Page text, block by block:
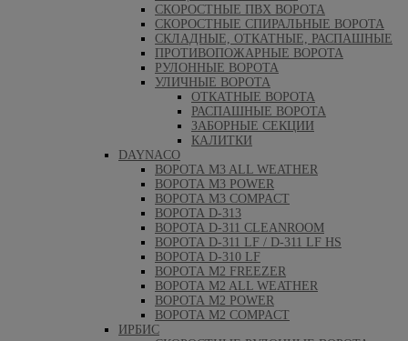
СКОРОСТНЫЕ ПВХ ВОРОТА
СКОРОСТНЫЕ СПИРАЛЬНЫЕ ВОРОТА
СКЛАДНЫЕ, ОТКАТНЫЕ, РАСПАШНЫЕ
ПРОТИВОПОЖАРНЫЕ ВОРОТА
РУЛОННЫЕ ВОРОТА
УЛИЧНЫЕ ВОРОТА
ОТКАТНЫЕ ВОРОТА
РАСПАШНЫЕ ВОРОТА
ЗАБОРНЫЕ СЕКЦИИ
КАЛИТКИ
DAYNACO
ВОРОТА M3 ALL WEATHER
ВОРОТА M3 POWER
ВОРОТА M3 COMPACT
ВОРОТА D-313
ВОРОТА D-311 CLEANROOM
ВОРОТА D-311 LF / D-311 LF HS
ВОРОТА D-310 LF
ВОРОТА M2 FREEZER
ВОРОТА M2 ALL WEATHER
ВОРОТА M2 POWER
ВОРОТА M2 COMPACT
ИРБИС